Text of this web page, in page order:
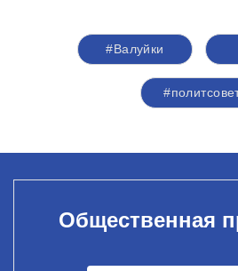
#Валуйки
Общественная